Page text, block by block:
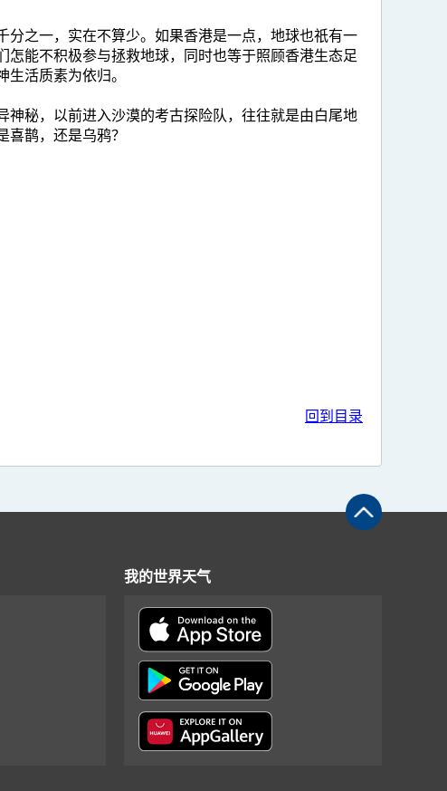
之一，实在不算少。如果香港是一点，地球也祇有一
能不积极参与拯救地球，同时也等于照顾香港生态足
活质素为依归。
秘，以前进入沙漠的考古探险队，往往就是由白尾地
鹊，还是乌鸦？
回到目录
我的世界天气